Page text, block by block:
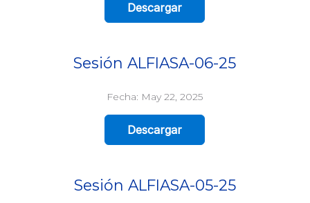
Descargar
Sesión ALFIASA-06-25
Fecha: May 22, 2025
Descargar
Sesión ALFIASA-05-25